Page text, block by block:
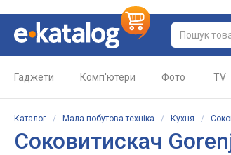
Гаджети Комп'ютери Фото TV
Каталог / Мала побутова техніка / Кухня /
Соковитискач